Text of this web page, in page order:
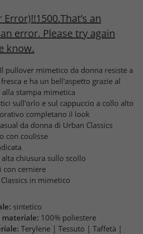
an
error. Please try again
know.
pullover mimetico da donna resiste a
e ha un bell'aspetto grazie al
stampa mimetica
sull'orlo e sul cappuccio a collo alto
completano il look
da donna di Urban Classics
con coulisse
chiusura sullo scollo
con cerniere
in mimetico
sintetico
materiale: 100% poliestere
Terylene | Tessuto | Taffetà |